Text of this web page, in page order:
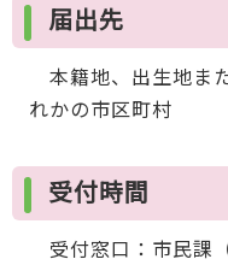
届出先
本籍地、出生地ま
れかの市区町村
受付時間
受付窓口：市民課